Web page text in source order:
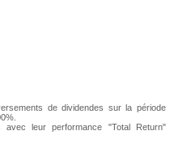
de dividendes sur la période
leur performance "Total Return"